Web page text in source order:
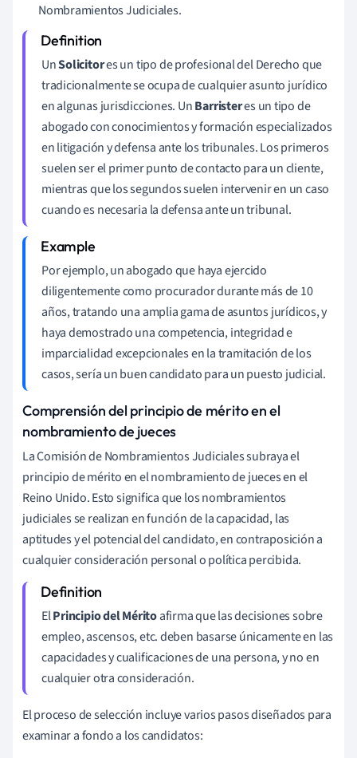
Nombramientos Judiciales.
UnSolicitores un tipo de profesional del Derecho que
tradicionalmente se ocupa de cualquier asunto jurídico
en algunas jurisdicciones. UnBarristeres un tipo de
abogado con conocimientos y formación especializados
en litigación y defensa ante los tribunales. Los primeros
suelen ser el primer punto de contacto para un cliente,
mientras que los segundos suelen intervenir en un caso
cuando es necesaria la defensa ante un tribunal.
Por ejemplo, un abogado que haya ejercido
diligentemente como procurador durante más de 10
años, tratando una amplia gama de asuntos jurídicos, y
haya demostrado una competencia, integridad e
imparcialidad excepcionales en la tramitación de los
casos, sería un buen candidato para un puesto judicial.
Comprensión del principio de mérito en el
nombramiento de jueces
La Comisión de Nombramientos Judiciales subraya el
principio de mérito en el nombramiento de jueces en el
Reino Unido. Esto significa que los nombramientos
judiciales se realizan en función de la capacidad, las
aptitudes y el potencial del candidato, en contraposición a
cualquier consideración personal o política percibida.
ElPrincipio del Méritoafirma que las decisiones sobre
empleo, ascensos, etc. deben basarse únicamente en las
capacidades y cualificaciones de una persona, y no en
cualquier otra consideración.
El proceso de selección incluye varios pasos diseñados para
examinar a fondo a los candidatos: